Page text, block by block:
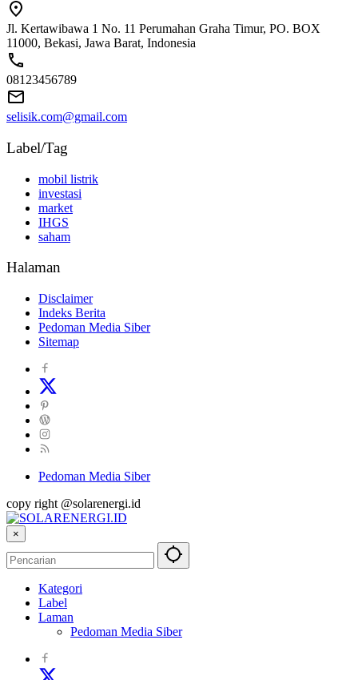
Jl. Kertawibawa 1 No. 11 Perumahan Graha Timur, PO. BOX
11000, Bekasi, Jawa Barat, Indonesia
08123456789
selisik.com@gmail.com
Label/Tag
mobil listrik
investasi
market
IHGS
saham
Halaman
Disclaimer
Indeks Berita
Pedoman Media Siber
Sitemap
Pedoman Media Siber
copy right @solarenergi.id
×
Kategori
Label
Laman
Pedoman Media Siber